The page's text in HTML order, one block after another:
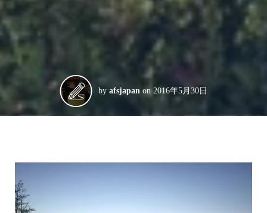
by afsjapan on 2016年5月30日